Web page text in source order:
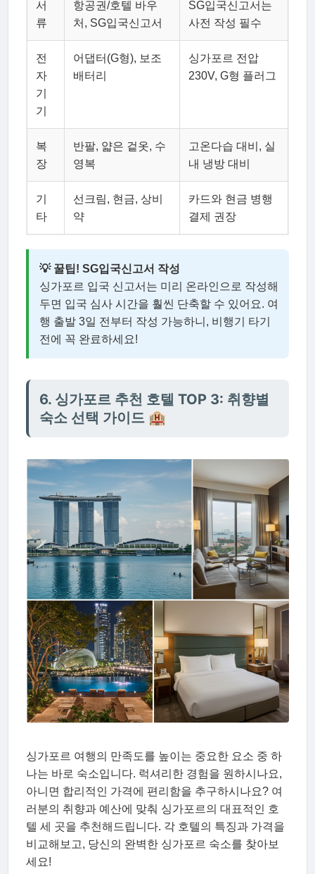
서
류
항공권/호텔 바우
처, SG입국신고서
SG입국신고서는
사전 작성 필수
전
자
기
기
어댑터(G형), 보조
배터리
싱가포르 전압
230V, G형 플러그
복
장
반팔, 얇은 겉옷, 수
영복
고온다습 대비, 실
내 냉방 대비
기
타
선크림, 현금, 상비
약
카드와 현금 병행
결제 권장
💡 꿀팁! SG입국신고서 작성
싱가포르 입국 신고서는 미리 온라인으로 작성해
두면 입국 심사 시간을 훨씬 단축할 수 있어요. 여
행 출발 3일 전부터 작성 가능하니, 비행기 타기
전에 꼭 완료하세요!
6. 싱가포르 추천 호텔 TOP 3: 취향별
숙소 선택 가이드 🏨
싱가포르 여행의 만족도를 높이는 중요한 요소 중 하
나는 바로 숙소입니다. 럭셔리한 경험을 원하시나요,
아니면 합리적인 가격에 편리함을 추구하시나요? 여
러분의 취향과 예산에 맞춰 싱가포르의 대표적인 호
텔 세 곳을 추천해드립니다. 각 호텔의 특징과 가격을
비교해보고, 당신의 완벽한 싱가포르 숙소를 찾아보
세요!